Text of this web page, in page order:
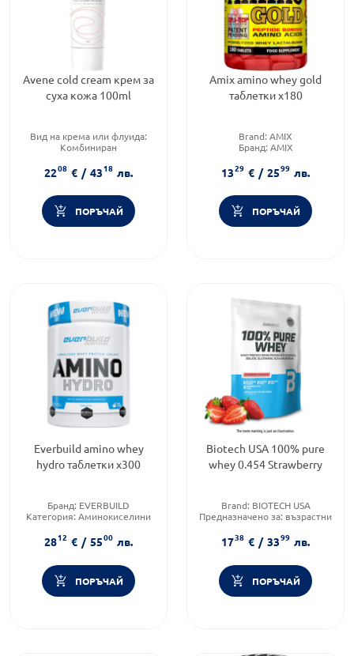
Avene cold cream крем за
суха кожа 100ml
Вид на крема или флуида:
Комбиниран
Дермокозметика
Форма на продукта:крем
2208 € / 4318 лв.
ПОРЪЧАЙ
Amix amino whey gold
таблетки х180
Brand: AMIX
Бранд: AMIX
1329 € / 2599 лв.
ПОРЪЧАЙ
Everbuild amino whey
hydro таблетки х300
Бранд: EVERBUILD
Категория: Аминокиселини
2812 € / 5500 лв.
ПОРЪЧАЙ
Biotech USA 100% pure
whey 0.454 Strawberry
Brand: BIOTECH USA
Предназначено за: възрастни
1738 € / 3399 лв.
ПОРЪЧАЙ